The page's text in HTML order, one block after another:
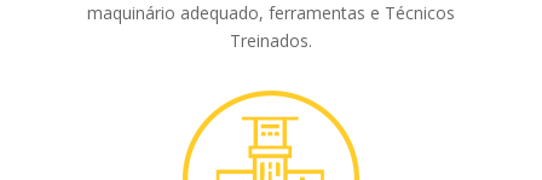
maquinário adequado, ferramentas e Técnicos
Treinados.